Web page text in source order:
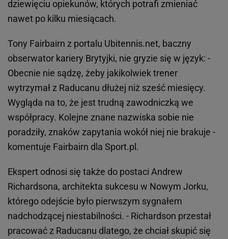
dziewięciu opiekunów, których potrafi zmieniać
nawet po kilku miesiącach.
Tony Fairbairn z portalu Ubitennis.net, baczny
obserwator kariery Brytyjki, nie gryzie się w język: -
Obecnie nie sądzę, żeby jakikolwiek trener
wytrzymał z Raducanu dłużej niż sześć miesięcy.
Wygląda na to, że jest trudną zawodniczką we
współpracy. Kolejne znane nazwiska sobie nie
poradziły, znaków zapytania wokół niej nie brakuje -
komentuje Fairbairn dla Sport.pl.
Ekspert odnosi się także do postaci Andrew
Richardsona, architekta sukcesu w Nowym Jorku,
którego odejście było pierwszym sygnałem
nadchodzącej niestabilności. - Richardson przestał
pracować z Raducanu dlatego, że chciał skupić się